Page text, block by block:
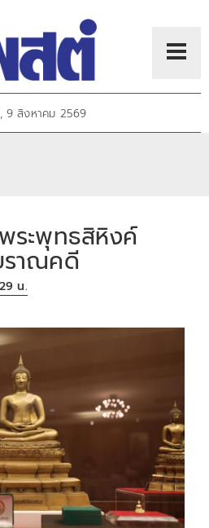
9 สิงหาคม 2569
ระพุทธสิหิงค์
ราณคดี
น.